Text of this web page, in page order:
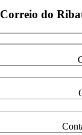
Correio do